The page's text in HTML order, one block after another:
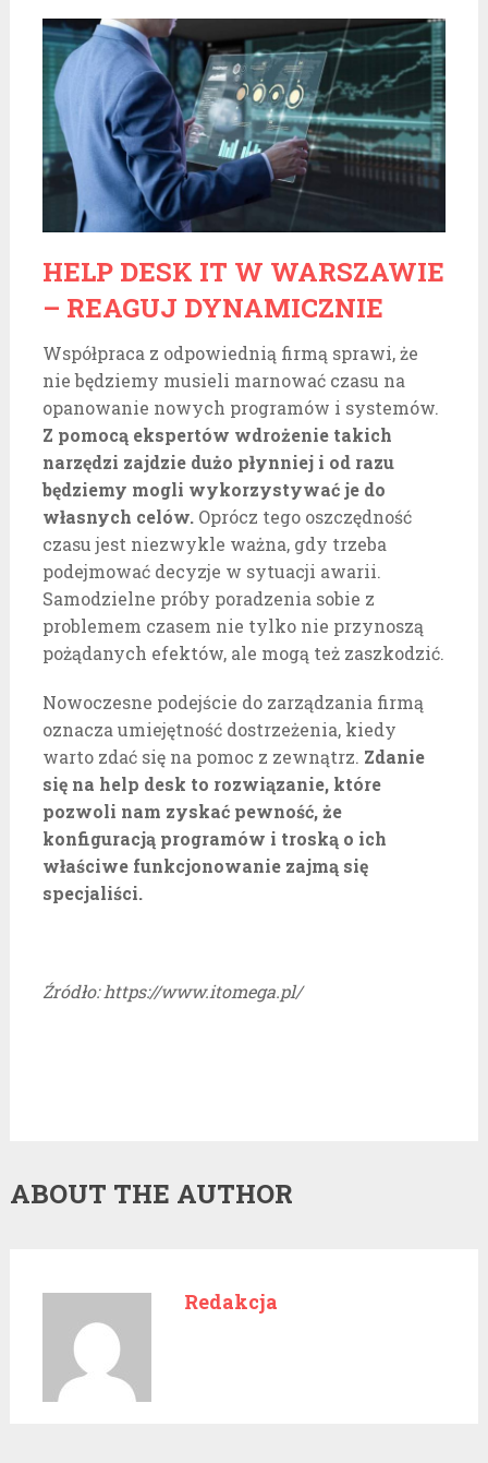
HELP DESK IT W WARSZAWIE
– REAGUJ DYNAMICZNIE
Współpraca z odpowiednią firmą sprawi, że
nie będziemy musieli marnować czasu na
opanowanie nowych programów i systemów.
Z pomocą ekspertów wdrożenie takich
narzędzi zajdzie dużo płynniej i od razu
będziemy mogli wykorzystywać je do
własnych celów.Oprócz tego oszczędność
czasu jest niezwykle ważna, gdy trzeba
podejmować decyzje w sytuacji awarii.
Samodzielne próby poradzenia sobie z
problemem czasem nie tylko nie przynoszą
pożądanych efektów, ale mogą też zaszkodzić.
Nowoczesne podejście do zarządzania firmą
oznacza umiejętność dostrzeżenia, kiedy
warto zdać się na pomoc z zewnątrz. Zdanie
się na help desk to rozwiązanie, które
pozwoli nam zyskać pewność, że
konfiguracją programów i troską o ich
właściwe funkcjonowanie zajmą się
specjaliści.
Źródło: https://www.itomega.pl/
ABOUT THE AUTHOR
Redakcja